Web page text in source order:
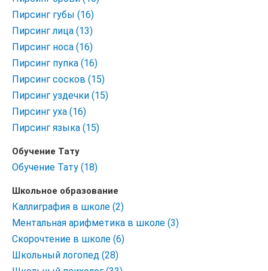
Пирсинг губы (16)
Пирсинг лица (13)
Пирсинг носа (16)
Пирсинг пупка (16)
Пирсинг сосков (15)
Пирсинг уздечки (15)
Пирсинг уха (16)
Пирсинг языка (15)
Обучение Тату
Обучение Тату (18)
Школьное образование
Каллиграфия в школе (2)
Ментальная арифметика в школе (3)
Скорочтение в школе (6)
Школьный логопед (28)